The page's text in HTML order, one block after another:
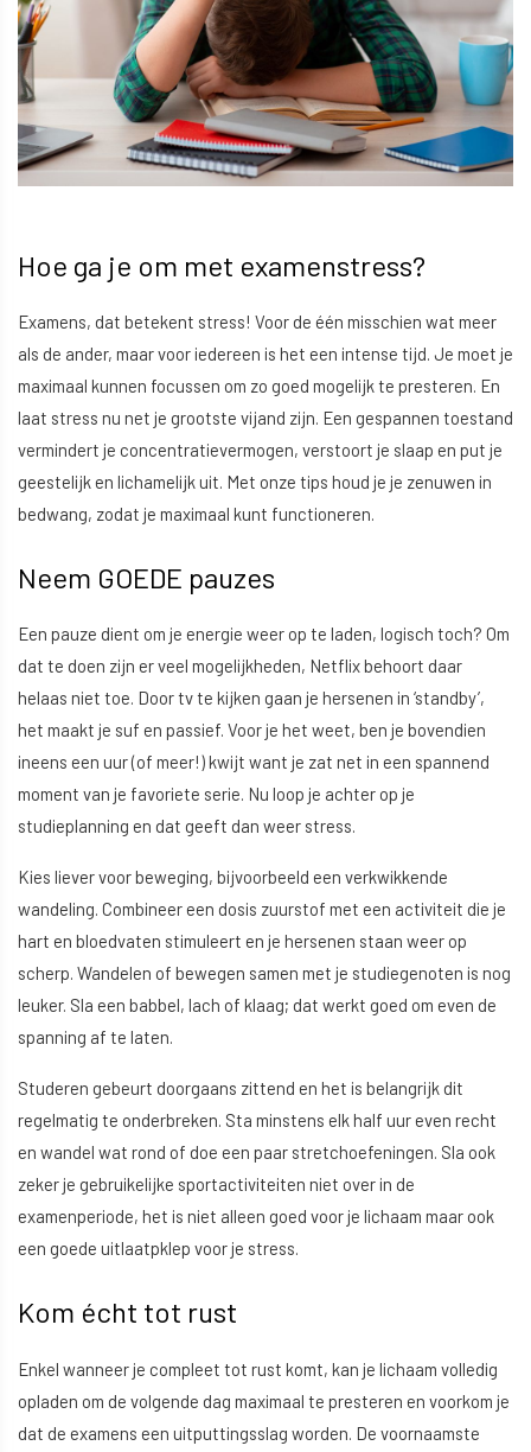
Hoe ga je om met examenstress?
Examens, dat betekent stress! Voor de één misschien wat meer
als de ander, maar voor iedereen is het een intense tijd. Je moet je
maximaal kunnen focussen om zo goed mogelijk te presteren. En
laat stress nu net je grootste vijand zijn. Een gespannen toestand
vermindert je concentratievermogen, verstoort je slaap en put je
geestelijk en lichamelijk uit. Met onze tips houd je je zenuwen in
bedwang, zodat je maximaal kunt functioneren.
Neem GOEDE pauzes
Een pauze dient om je energie weer op te laden, logisch toch? Om
dat te doen zijn er veel mogelijkheden, Netflix behoort daar
helaas niet toe. Door tv te kijken gaan je hersenen in ‘standby’,
het maakt je suf en passief. Voor je het weet, ben je bovendien
ineens een uur (of meer!) kwijt want je zat net in een spannend
moment van je favoriete serie. Nu loop je achter op je
studieplanning en dat geeft dan weer stress.
Kies liever voor beweging, bijvoorbeeld een verkwikkende
wandeling. Combineer een dosis zuurstof met een activiteit die je
hart en bloedvaten stimuleert en je hersenen staan weer op
scherp. Wandelen of bewegen samen met je studiegenoten is nog
leuker. Sla een babbel, lach of klaag; dat werkt goed om even de
spanning af te laten.
Studeren gebeurt doorgaans zittend en het is belangrijk dit
regelmatig te onderbreken. Sta minstens elk half uur even recht
en wandel wat rond of doe een paar stretchoefeningen. Sla ook
zeker je gebruikelijke sportactiviteiten niet over in de
examenperiode, het is niet alleen goed voor je lichaam maar ook
een goede uitlaatpklep voor je stress.
Kom écht tot rust
Enkel wanneer je compleet tot rust komt, kan je lichaam volledig
opladen om de volgende dag maximaal te presteren en voorkom je
dat de examens een uitputtingsslag worden. De voornaamste